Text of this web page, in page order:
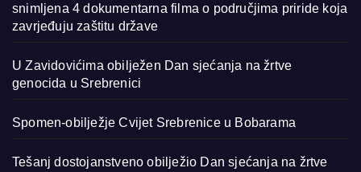
snimljena 4 dokumentarna filma o područjima priride koja
zavrjeđuju zaštitu države
U Zavidovićima obilježen Dan sjećanja na žrtve
genocida u Srebrenici
Spomen-obilježje Cvijet Srebrenice u Bobarama
Tešanj dostojanstveno obilježio Dan sjećanja na žrtve